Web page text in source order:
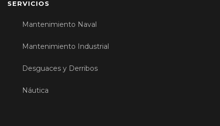
SERVICIOS
Mantenimiento Naval
Mantenimiento Industrial
Desguaces y Derribos
Náutica